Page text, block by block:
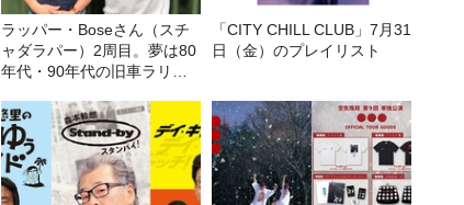
ラッパー・Boseさん（スチ
ャダラパー）2周目。夢は80
年代・90年代の旧車ラリ
「CITY CHILL CLUB」7月31
日（金）のプレイリスト